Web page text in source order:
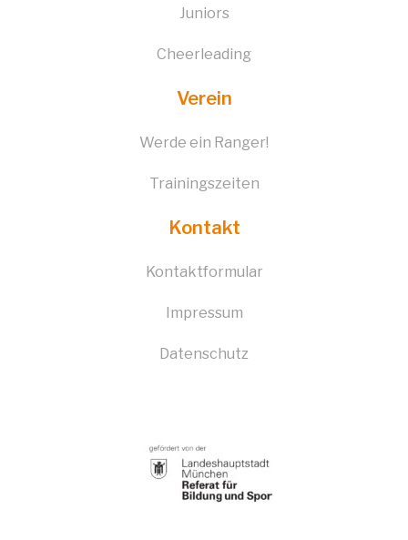
Juniors
Cheerleading
Verein
Werde ein Ranger!
Trainingszeiten
Kontakt
Kontaktformular
Impressum
Datenschutz